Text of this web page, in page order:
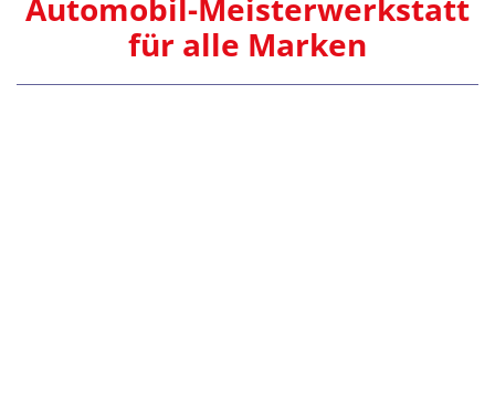
i
für alle Marken